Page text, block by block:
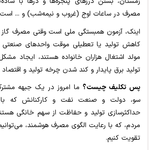
مصرف در ساعات اوج (غروب و نیمه‌شب) و ...
اینک، آزمون همبستگی ملی است وقتی مصرف گاز
کاهش تولید یا تعطیلی موقت واحدهای
مولد اشتغال هزاران خانواده هستند، ایجاد مشکل
تولید برق پایدار و کند شدن چرخه تولید و
پس تکلیف چیست؟ ما امروز در یک جبهه
سو، دولت و صنعت نفت و کارکنانش که
حداکثرسازی تولید و حفاظت از سهم خانگی
مردم، که با رعایت الگوی مصرف هوشمند،
تقویت کنیم.